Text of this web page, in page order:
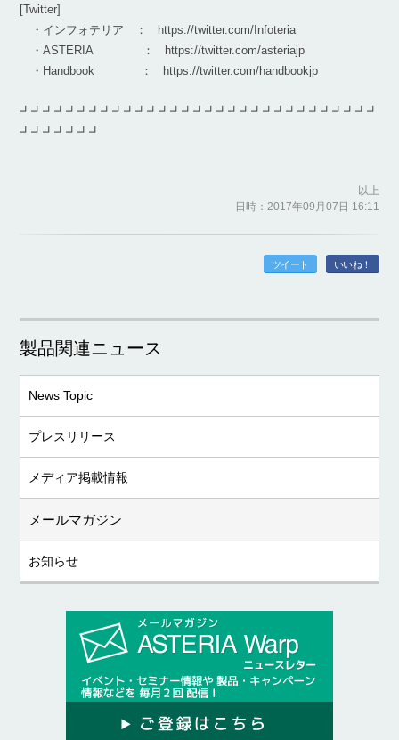
[Twitter]
・インフォテリア ： https://twitter.com/Infoteria
・ASTERIA ： https://twitter.com/asteriajp
・Handbook ： https://twitter.com/handbookjp
┛┛┛┛┛┛┛┛┛┛┛┛┛┛┛┛┛┛┛┛┛┛┛┛┛┛┛┛┛┛┛
┛┛┛┛┛┛┛
以上
日時：2017年09月07日 16:11
ツイート いいね！
製品関連ニュース
News Topic
プレスリリース
メディア掲載情報
メールマガジン
お知らせ